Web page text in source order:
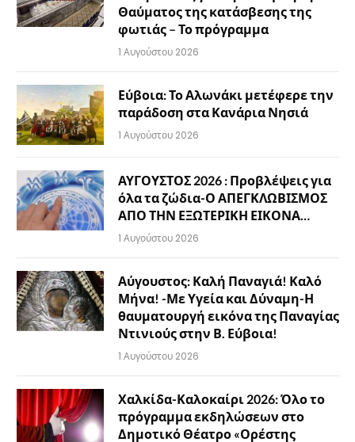
Θαύματος της κατάσβεσης της
φωτιάς – Το πρόγραμμα
1 Αυγούστου 2026
Εύβοια: Το Αλωνάκι μετέφερε την
παράδοση στα Κανάρια Νησιά
1 Αυγούστου 2026
ΑΥΓΟΥΣΤΟΣ 2026 : Προβλέψεις για
όλα τα ζώδια-Ο ΑΠΕΓΚΛΩΒΙΣΜΟΣ
ΑΠΟ ΤΗΝ ΕΞΩΤΕΡΙΚΗ ΕΙΚΟΝΑ…
1 Αυγούστου 2026
Αύγουστος: Καλή Παναγιά! Καλό
Μήνα! -Με Υγεία και Δύναμη-Η
θαυματουργή εικόνα της Παναγίας
Ντινιούς στην Β. Εύβοια!
1 Αυγούστου 2026
Χαλκίδα-Καλοκαίρι 2026: Όλο το
πρόγραμμα εκδηλώσεων στο
Δημοτικό Θέατρο «Ορέστης